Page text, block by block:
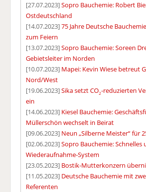
[27.07.2023]Sopro Bauchemie: Robert
Ostdeutschland
[14.07.2023]75 Jahre Deutsche
zum Feiern
[13.07.2023]Sopro Bauchemie: Soreen
Gebietsleiter im Norden
[10.07.2023] Mapei: Kevin Wiese betreut
Nord/West
[19.06.2023]Sika setzt CO2-reduzierten
ein
[14.06.2023] Kiesel Bauchemie:
Müllerschön wechselt in Beirat
[09.06.2023] Neun „Silberne Meister“ für
[02.06.2023]Sopro Bauchemie: Schnelles
Wiederaufnahme-System
[23.05.2023] Bostik-Mutterkonzern
[11.05.2023] Deutsche Bauchemie mit
Referenten